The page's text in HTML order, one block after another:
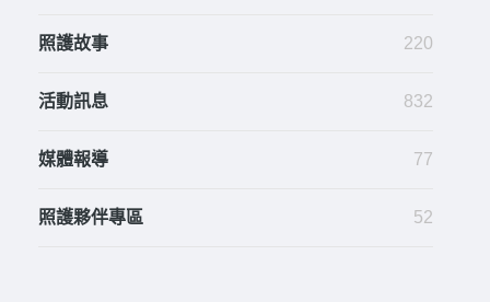
照護故事 220
活動訊息 832
媒體報導 77
照護夥伴專區 52